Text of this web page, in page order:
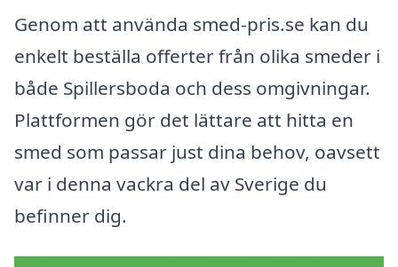
Genom att använda smed-pris.se kan du
enkelt beställa offerter från olika smeder i
både Spillersboda och dess omgivningar.
Plattformen gör det lättare att hitta en
smed som passar just dina behov, oavsett
var i denna vackra del av Sverige du
befinner dig.